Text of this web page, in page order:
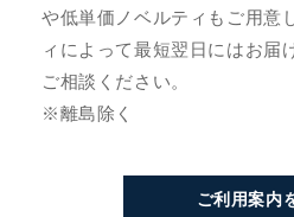
や低単価ノベルティもご用意
ィによって最短翌日にはお届
ご相談ください。
※離島除く
ご利用案内